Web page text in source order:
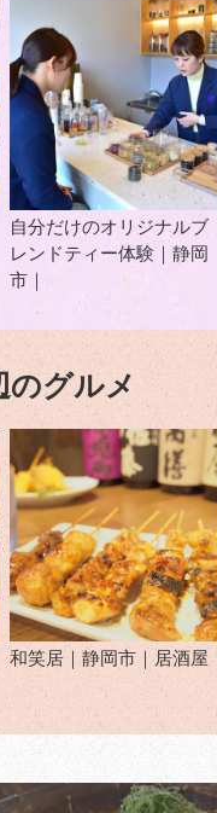
自分だけのオリジナルブ
レンドティー体験｜静岡
市｜
のグルメ
和笑居｜静岡市｜居酒屋